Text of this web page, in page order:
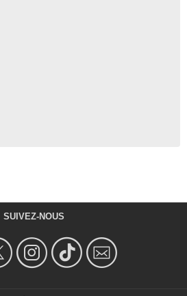
SUIVEZ-NOUS